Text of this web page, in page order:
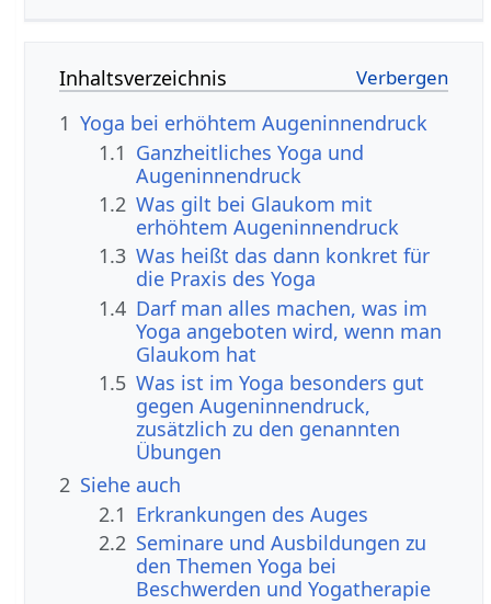
Inhaltsverzeichnis
1 Yoga bei erhöhtem Augeninnendruck
1.1 Ganzheitliches Yoga und
Augeninnendruck
1.2 Was gilt bei Glaukom mit
erhöhtem Augeninnendruck
1.3 Was heißt das dann konkret für
die Praxis des Yoga
1.4 Darf man alles machen, was im
Yoga angeboten wird, wenn man
Glaukom hat
1.5 Was ist im Yoga besonders gut
gegen Augeninnendruck,
zusätzlich zu den genannten
Übungen
2 Siehe auch
2.1 Erkrankungen des Auges
2.2 Seminare und Ausbildungen zu
den Themen Yoga bei
Beschwerden und Yogatherapie